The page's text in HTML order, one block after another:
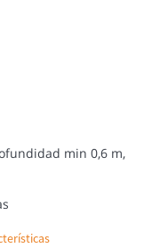
min 0,6 m,